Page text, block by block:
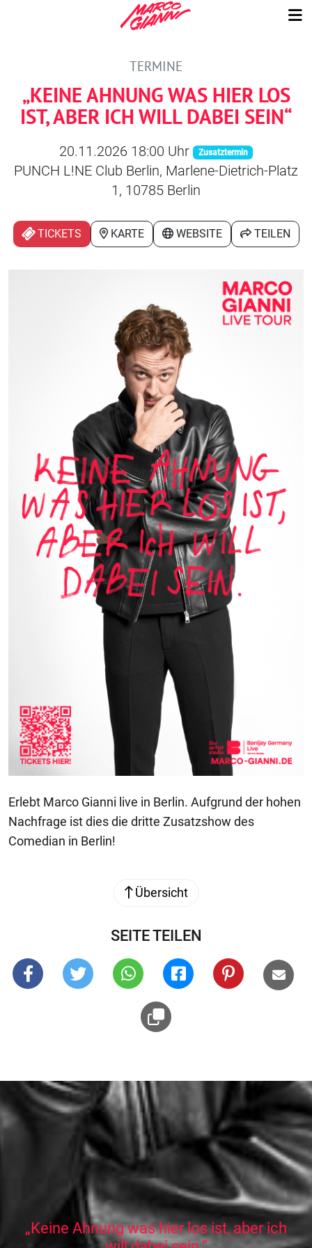
TERMINE
„KEINE AHNUNG WAS HIER LOS
IST, ABER ICH WILL DABEI SEIN“
20.11.2026 18:00 Uhr Zusatztermin
PUNCH L!NE Club Berlin, Marlene-Dietrich-Platz
1, 10785 Berlin
TICKETS KARTE WEBSITE TEILEN
Erlebt Marco Gianni live in Berlin. Aufgrund der hohen
Nachfrage ist dies die dritte Zusatzshow des
Comedian in Berlin!
Übersicht
SEITE TEILEN
„Keine Ahnung was hier los ist, aber ich